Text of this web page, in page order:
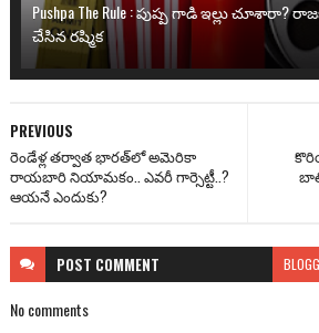
Pushpa The Rule : పుష్ప గాడి ఇల్లు
చేసిన రష్మిక
PREVIOUS
రెండేళ్ల తర్వాత భారత్‌లో అమెరికా
రాయబారి నియామకం.. ఎవరీ గార్సెట్టీ..?
ఆయనే ఎందుకు?
POST COMMENT
No comments